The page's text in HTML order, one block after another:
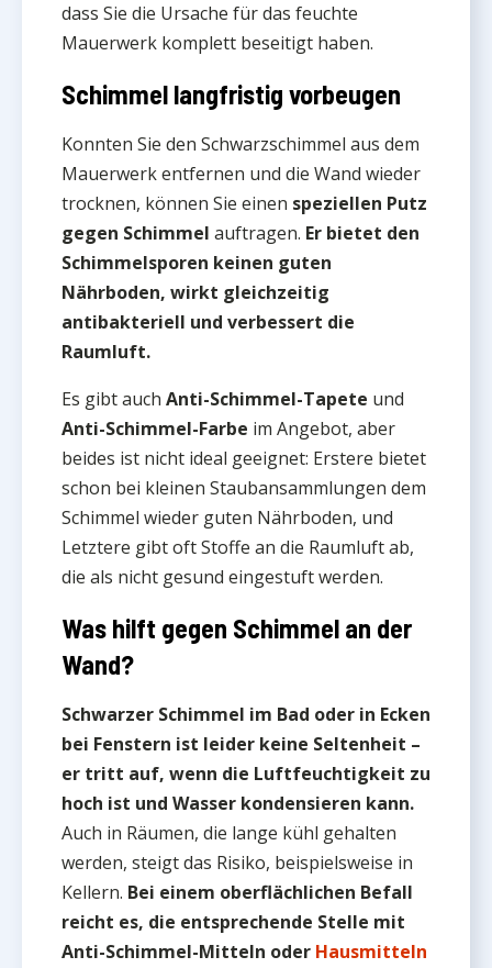
dass Sie die Ursache für das feuchte
Mauerwerk komplett beseitigt haben.
Schimmel langfristig vorbeugen
Konnten Sie den Schwarzschimmel aus dem
Mauerwerk entfernen und die Wand wieder
trocknen, können Sie einen speziellen Putz
gegen Schimmel auftragen. Er bietet den
Schimmelsporen keinen guten
Nährboden, wirkt gleichzeitig
antibakteriell und verbessert die
Raumluft.
Es gibt auch Anti-Schimmel-Tapete und
Anti-Schimmel-Farbe im Angebot, aber
beides ist nicht ideal geeignet: Erstere bietet
schon bei kleinen Staubansammlungen dem
Schimmel wieder guten Nährboden, und
Letztere gibt oft Stoffe an die Raumluft ab,
die als nicht gesund eingestuft werden.
Was hilft gegen Schimmel an der
Wand?
Schwarzer Schimmel im Bad oder in Ecken
bei Fenstern ist leider keine Seltenheit –
er tritt auf, wenn die Luftfeuchtigkeit zu
hoch ist und Wasser kondensieren kann.
Auch in Räumen, die lange kühl gehalten
werden, steigt das Risiko, beispielsweise in
Kellern. Bei einem oberflächlichen Befall
reicht es, die entsprechende Stelle mit
Anti-Schimmel-Mitteln oder Hausmitteln